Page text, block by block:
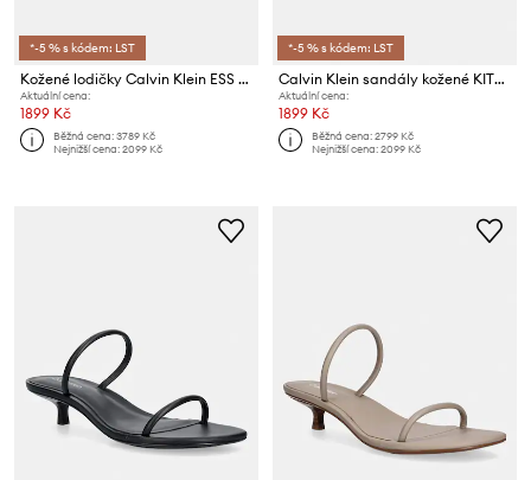
*-5 % s kódem: LST
Kožené lodičky Calvin Klein ESS STILETTO 70
Aktuální cena:
1899 Kč
Běžná cena:3789 Kč
Nejnižší cena:2099 Kč
*-5 % s kódem: LST
Calvin Klein sandály kožené KITT HEEL SNDL STRAPPY SLING LTH
Aktuální cena:
1899 Kč
Běžná cena:2799 Kč
Nejnižší cena:2099 Kč